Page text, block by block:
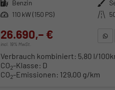
Kraftstoff Benzin Außenfarbe
Leistung 110 kW (150 PS) Kilometerstand
26.690,– €
incl. 19% MwSt.
Verbrauch kombiniert: 5,80 l/
CO2-Klasse: D
CO2-Emissionen: 129,00 g/km